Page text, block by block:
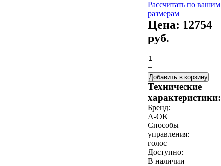
Рассчитать по вашим
размерам
Цена: 12754
руб.
–
+
Добавить в корзину
Технические
характеристики:
Бренд:
A-OK
Способы
управления:
голос
Доступно:
В наличии